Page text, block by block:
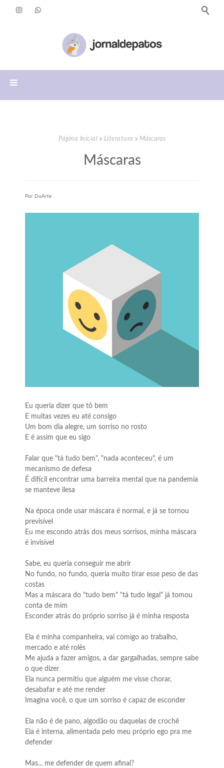
Página Inicial Literatura Máscaras
Máscaras
Por DuArte
Eu queria dizer que tô bem
E muitas vezes eu até consigo
Um bom dia alegre, um sorriso no rosto
E é assim que eu sigo
Falar que "tá tudo bem", "nada aconteceu", é um
mecanismo de defesa
É difícil encontrar uma barreira mental que na pandemia
se manteve ilesa
Na época onde usar máscara é normal, e já se tornou
previsível
Eu me escondo atrás dos meus sorrisos, minha máscara
é invisível
Sabe, eu queria conseguir me abrir
No fundo, no fundo, queria muito tirar esse peso de das
costas
Mas a máscara do "tudo bem" "tá tudo legal" já tomou
conta de mim
Esconder atrás do próprio sorriso já é minha resposta
Ela é minha companheira, vai comigo ao trabalho,
mercado e até rolês
Me ajuda a fazer amigos, a dar gargalhadas, sempre sabe
o que dizer
Ela nunca permitiu que alguém me visse chorar,
desabafar e até me render
Imagina você, o que um sorriso é capaz de esconder
Ela não é de pano, algodão ou daquelas de crochê
Ela é interna, alimentada pelo meu próprio ego pra me
defender
Mas... me defender de quem afinal?